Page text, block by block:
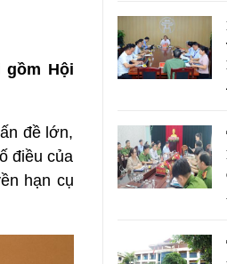
gồm Hội
đề lớn,
điều của
hạn cụ